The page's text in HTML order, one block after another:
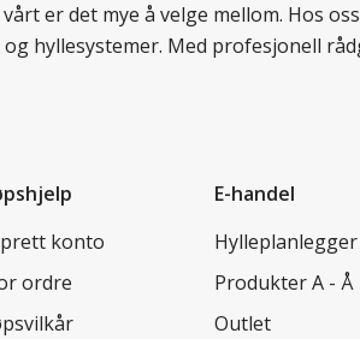
er det mye å velge mellom. Hos
hyllesystemer. Med profesjonell
konto
ordre
E-handel
Hylleplanlegger
Produkter A - Å
Outlet